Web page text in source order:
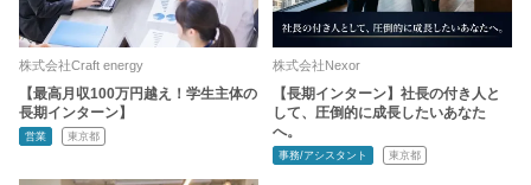
株式会社Craft energy
【最高月収100万円越え！学生主体の
長期インターン】
営業 東京都
株式会社Nexor
【長期インターン】社長の付き人と
して、圧倒的に成長したいあなた
へ。
事務/アシスタント 東京都